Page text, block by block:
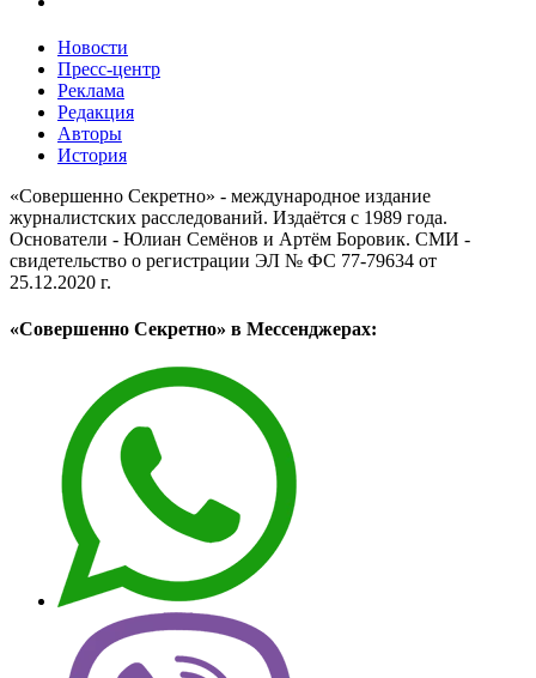
Новости
Пресс-центр
Реклама
Редакция
Авторы
История
«Совершенно Секретно» - международное издание
журналистских расследований. Издаётся с 1989 года.
Основатели - Юлиан Семёнов и Артём Боровик. CМИ -
свидетельство о регистрации ЭЛ № ФС 77-79634 от
25.12.2020 г.
«Совершенно Секретно» в Мессенджерах: